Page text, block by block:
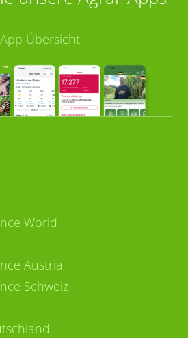
App Übersicht
World
Austria
Schweiz